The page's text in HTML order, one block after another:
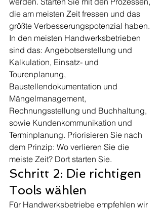
die am meisten Zeit fressen und das
größte Verbesserungspotenzial haben.
In den meisten Handwerksbetrieben
sind das: Angebotserstellung und
Kalkulation, Einsatz- und
Tourenplanung,
Baustellendokumentation und
Mängelmanagement,
Rechnungsstellung und Buchhaltung,
sowie Kundenkommunikation und
Terminplanung. Priorisieren Sie nach
dem Prinzip: Wo verlieren Sie die
meiste Zeit? Dort starten Sie.
Schritt 2: Die richtigen
Tools wählen
Für Handwerksbetriebe empfehlen wir